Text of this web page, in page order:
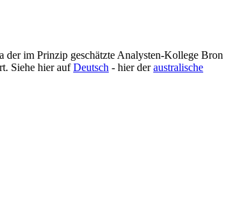
der im Prinzip geschätzte Analysten-Kollege Bron
Siehe hier aufDeutsch - hier deraustralische